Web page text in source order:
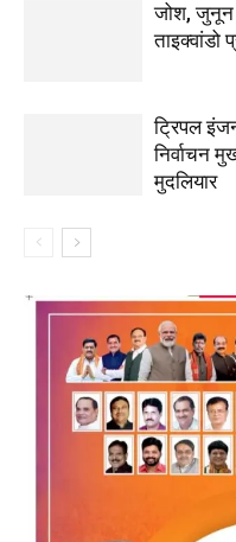
जोश, जुनून
ताइक्वांडो
ट्रिपल
निर्वाचन
मुदलियार